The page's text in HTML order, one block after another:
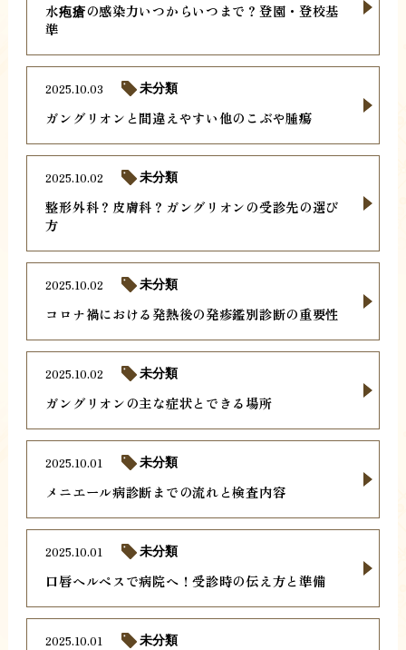
水疱瘡の感染力いつからいつまで？登園・登校基
準
ガングリオンと間違えやすい他のこぶや腫瘍
2025.10.03 未分類
整形外科？皮膚科？ガングリオンの受診先の選び
方
2025.10.02 未分類
コロナ禍における発熱後の発疹鑑別診断の重要性
2025.10.02 未分類
ガングリオンの主な症状とできる場所
2025.10.02 未分類
メニエール病診断までの流れと検査内容
2025.10.01 未分類
口唇ヘルペスで病院へ！受診時の伝え方と準備
2025.10.01 未分類
2025.10.01 未分類